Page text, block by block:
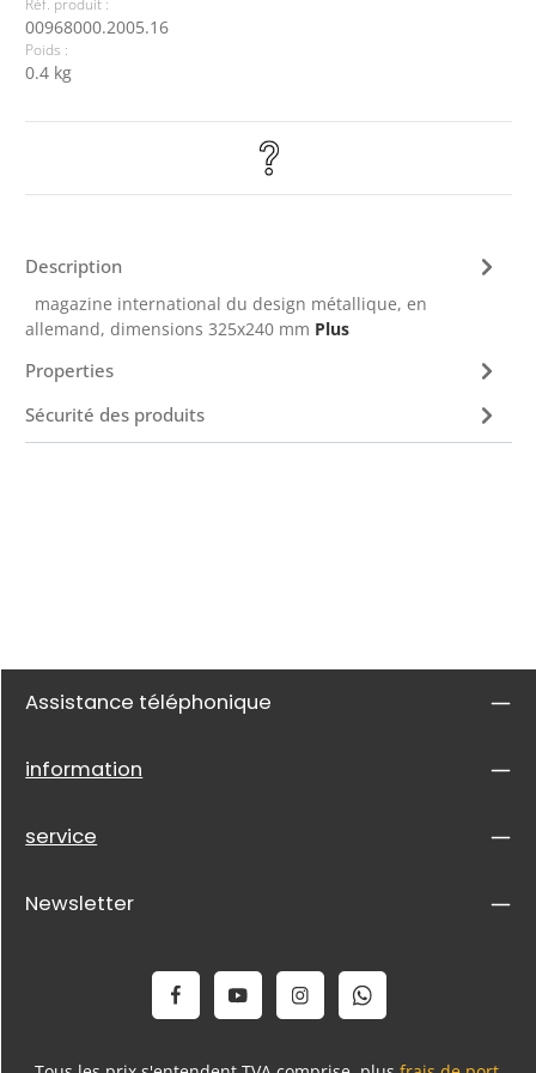
Réf. produit :
00968000.2005.16
Poids :
0.4 kg
Description
magazine international du design métallique, en
allemand, dimensions 325x240 mm Plus
Properties
Sécurité des produits
Assistance téléphonique
information
service
Newsletter